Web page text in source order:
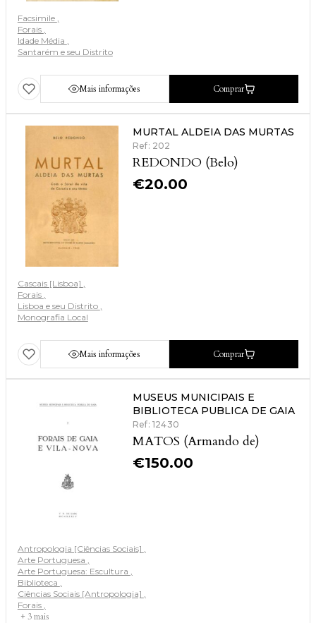
Facsimile
Forais
Idade Média
Santarém e seu Distrito
Mais informações Comprar
MURTAL ALDEIA DAS MURTAS
Ref: 202
REDONDO (Belo)
€20.00
Cascais [Lisboa]
Forais
Lisboa e seu Distrito
Monografia Local
Mais informações Comprar
MUSEUS MUNICIPAIS E
BIBLIOTECA PUBLICA DE GAIA
Ref: 12430
MATOS (Armando de)
€150.00
Antropologia [Ciências Sociais]
Arte Portuguesa
Arte Portuguesa: Escultura
Biblioteca
Ciências Sociais [Antropologia]
Forais
+ 3 mais